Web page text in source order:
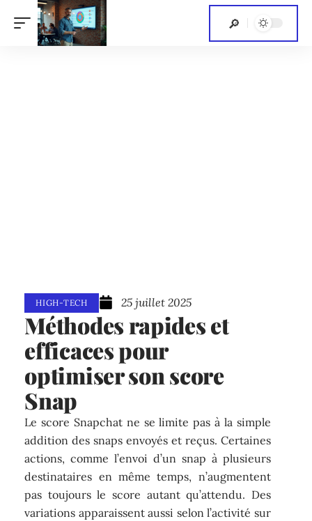
HIGH-TECH 25 juillet 2025
Méthodes rapides et
efficaces pour
optimiser son score
Snap
Le score Snapchat ne se limite pas à la simple
addition des snaps envoyés et reçus. Certaines
actions, comme l’envoi d’un snap à plusieurs
destinataires en même temps, n’augmentent
pas toujours le score autant qu’attendu. Des
variations apparaissent aussi selon l’activité sur